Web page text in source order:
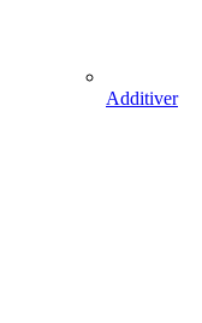
Additiver